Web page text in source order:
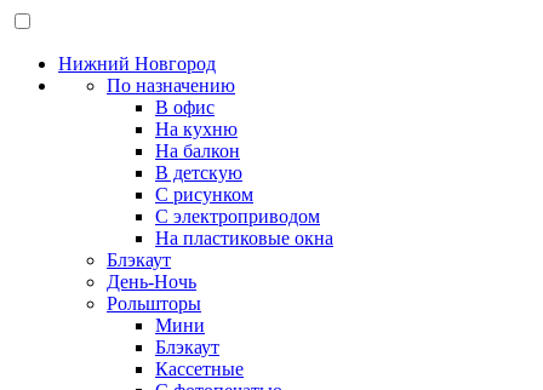
Нижний Новгород
По назначению
В офис
На кухню
На балкон
В детскую
С рисунком
С электроприводом
На пластиковые окна
Блэкаут
День-Ночь
Рольшторы
Мини
Блэкаут
Кассетные